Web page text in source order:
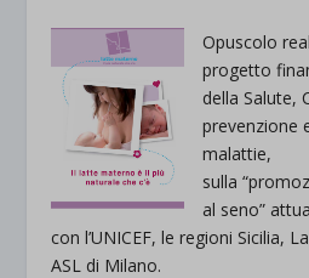
Opuscolo
progetto
della Salute,
prevenzione
malattie,
sulla
al seno”
con l’UNICEF, le regioni Sicilia,
ASL di Milano.